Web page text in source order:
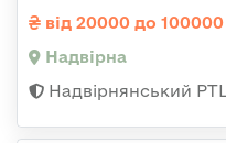
від 20000 до
Надвірна
Надвірнянський